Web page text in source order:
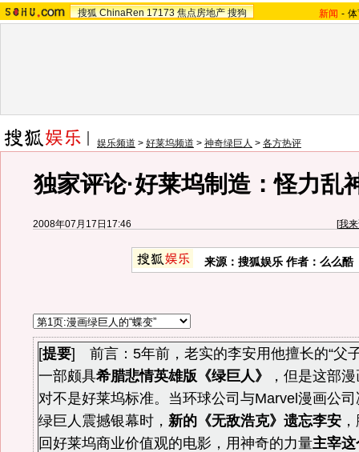
搜狐 ChinaRen 17173 焦点房地产 搜狗 新闻 -
娱乐频道 > 好莱坞频道 > 神奇绿巨人 > 各方热评
独家评论·好莱坞制造：怪力乱
2008年07月17日17:46 [我
来源：搜狐娱乐 作者：么么酷
[提要] 前言：5年前，老实的李安用他擅长的“父
一部颇具希腊悲情英雄版《绿巨人》
，但是这部
对不是好莱坞标准。当环球公司与Marvel漫画公
绿巨人震撼银幕时， 新的《无敌浩克》遗忘李安
回好莱坞商业价值观的电影，用神奇的力量主宰